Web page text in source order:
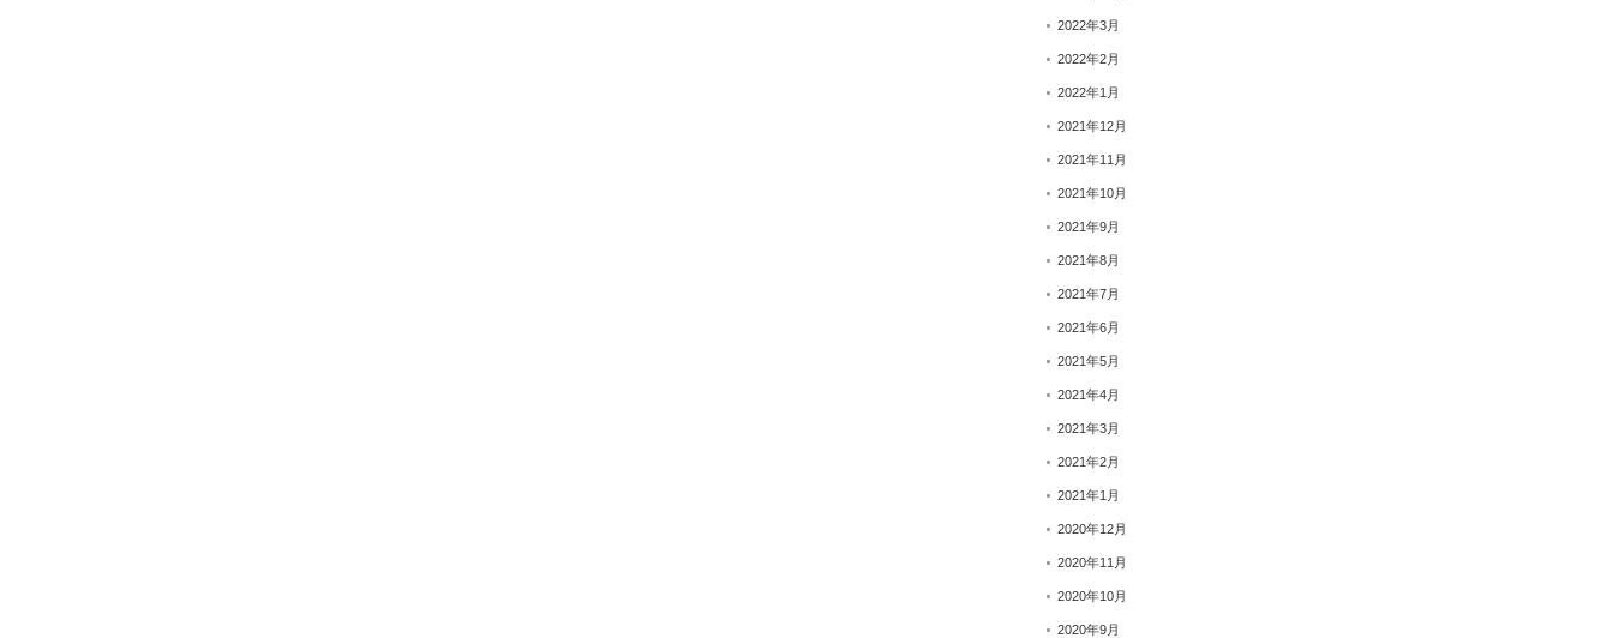
2022年3月
2022年2月
2022年1月
2021年12月
2021年11月
2021年10月
2021年9月
2021年8月
2021年7月
2021年6月
2021年5月
2021年4月
2021年3月
2021年2月
2021年1月
2020年12月
2020年11月
2020年10月
2020年9月